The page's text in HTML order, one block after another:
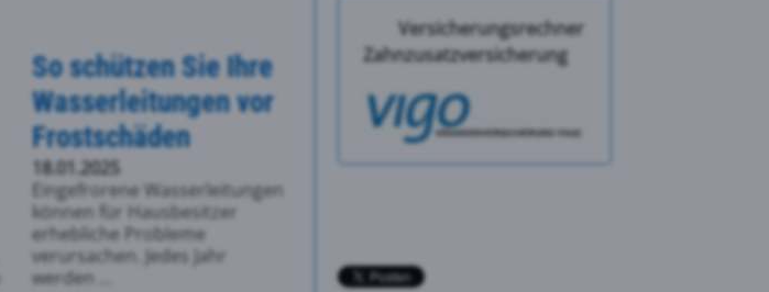
So schützen Sie Ihre
Wasserleitungen vor
Frostschäden
18.01.2025
Eingefrorene Wasserleitungen
können für Hausbesitzer
erhebliche Probleme
verursachen. Jedes Jahr
werden ...
Versicherungsrechner
Zahnzusatzversicherung